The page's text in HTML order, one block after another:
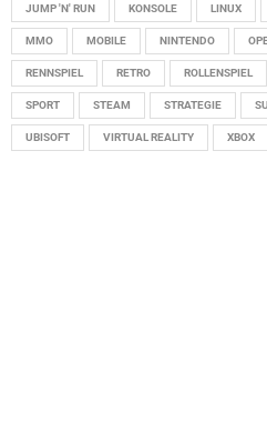
JUMP 'N' RUN KONSOLE LINUX
MMO MOBILE NINTENDO
RENNSPIEL RETRO ROLLENSPIEL
SPORT STEAM STRATEGIE
UBISOFT VIRTUAL REALITY XBOX